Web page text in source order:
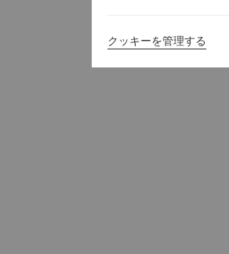
クッキーを管理する